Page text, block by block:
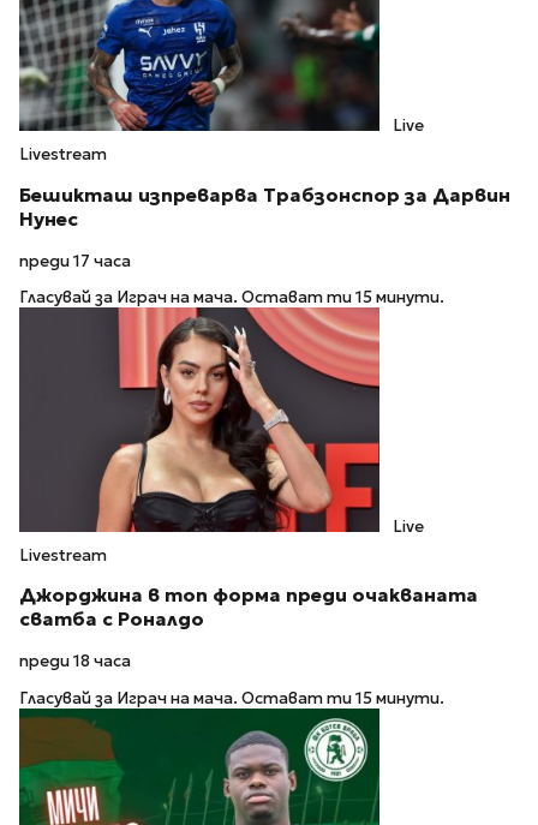
Live
Livestream
Бешикташ изпреварва Трабзонспор за Дарвин
Нунес
преди 17 часа
Гласувай за Играч на мача. Остават ти 15 минути.
Live
Livestream
Джорджина в топ форма преди очакваната
сватба с Роналдо
преди 18 часа
Гласувай за Играч на мача. Остават ти 15 минути.